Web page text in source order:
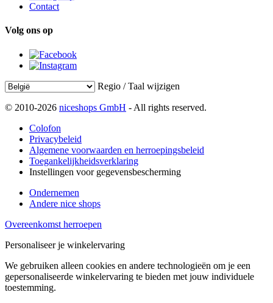
Contact
Volg ons op
Regio / Taal wijzigen
© 2010-2026 niceshops GmbH - All rights reserved.
Colofon
Privacybeleid
Algemene voorwaarden en herroepingsbeleid
Toegankelijkheidsverklaring
Instellingen voor gegevensbescherming
Ondernemen
Andere nice shops
Overeenkomst herroepen
Personaliseer je winkelervaring
We gebruiken alleen cookies en andere technologieën om je een
gepersonaliseerde winkelervaring te bieden met jouw individuele
toestemming.